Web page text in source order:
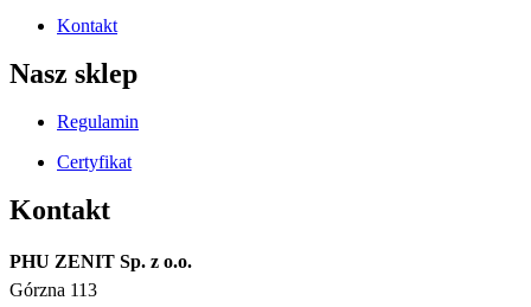
Kontakt
Nasz sklep
Regulamin
Certyfikat
Kontakt
PHU ZENIT Sp. z o.o.
Górzna 113